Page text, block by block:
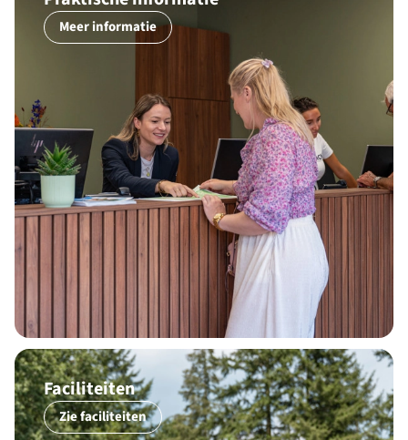
Meer informatie
Faciliteiten
Zie faciliteiten